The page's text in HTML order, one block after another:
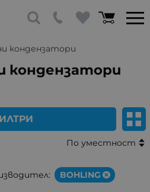
кондензатори
кондензатори
По уместност
BOHLING